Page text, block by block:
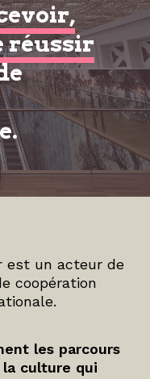
réussir
est un acteur de
coopération
les parcours
la culture qui